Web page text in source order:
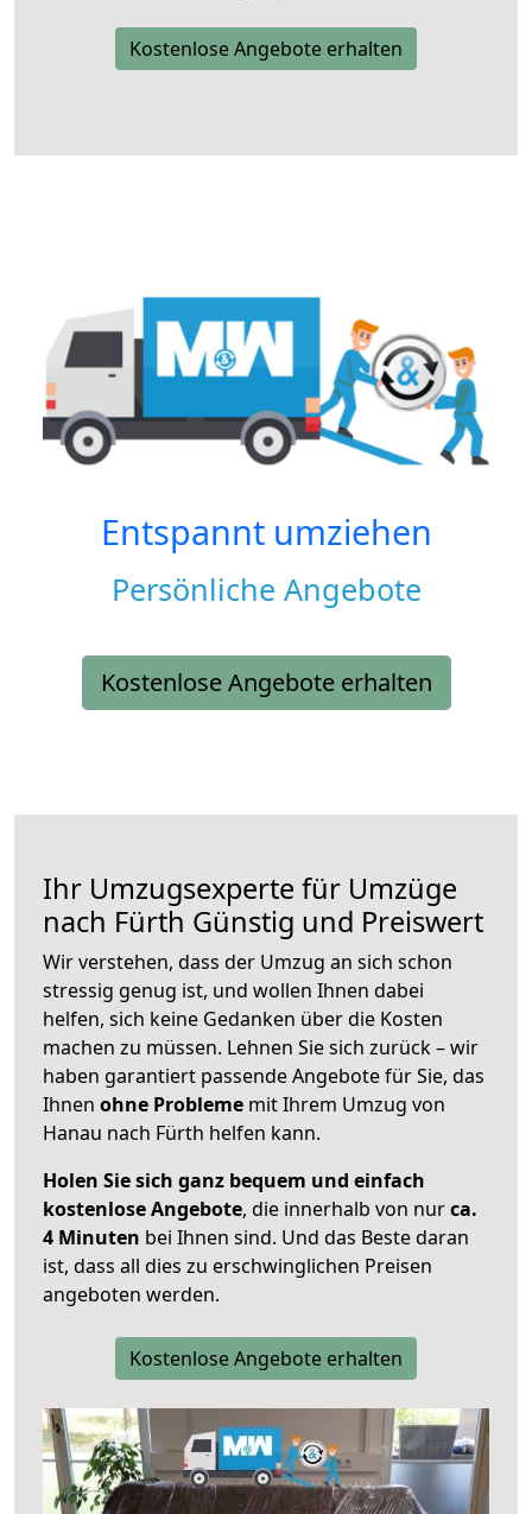
Kostenlose Angebote erhalten
Entspannt umziehen
Persönliche Angebote
Kostenlose Angebote erhalten
Ihr Umzugsexperte für Umzüge
nach Fürth Günstig und Preiswert
Wir verstehen, dass der Umzug an sich schon
stressig genug ist, und wollen Ihnen dabei
helfen, sich keine Gedanken über die Kosten
machen zu müssen. Lehnen Sie sich zurück – wir
haben garantiert passende Angebote für Sie, das
Ihnen ohne Probleme mit Ihrem Umzug von
Hanau nach Fürth helfen kann.
Holen Sie sich ganz bequem und einfach
kostenlose Angebote, die innerhalb von nurca.
4 Minuten bei Ihnen sind. Und das Beste daran
ist, dass all dies zu erschwinglichen Preisen
angeboten werden.
Kostenlose Angebote erhalten